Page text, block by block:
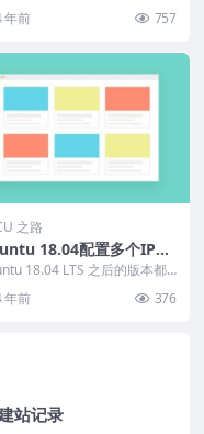
年前 757
之路
18.04配置多个IP地
18.04 LTS 之后的版本都
年前 376
站记录